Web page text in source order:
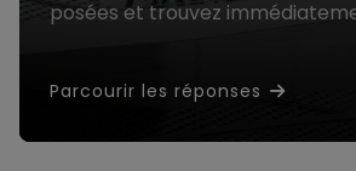
posées et trouvez
Parcourir les réponses